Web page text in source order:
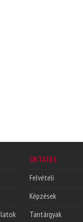
OKTATÁS
Felvételi
Képzések
Tantárgyak